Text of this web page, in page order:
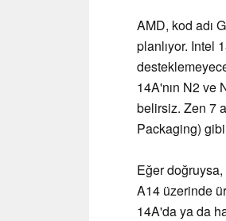
AMD, kod adı
planlıyor. Intel
14A'nın N2 ve
belirsiz. Zen 7
Packaging)
Eğer
A14 üzerinde
14A'da ya da